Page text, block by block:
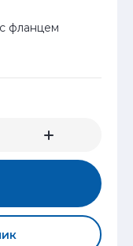
фланцем